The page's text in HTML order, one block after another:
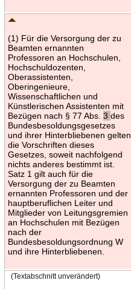
(1) Für die Versorgung der zu
Beamten ernannten
Professoren an Hochschulen,
Hochschuldozenten,
Oberassistenten,
Oberingenieure,
Wissenschaftlichen und
Künstlerischen Assistenten mit
Bezügen nach § 77 Abs. 3 des
Bundesbesoldungsgesetzes
und ihrer Hinterbliebenen gelten
die Vorschriften dieses
Gesetzes, soweit nachfolgend
nichts anderes bestimmt ist.
Satz 1 gilt auch für die
Versorgung der zu Beamten
ernannten Professoren und der
hauptberuflichen Leiter und
Mitglieder von Leitungsgremien
an Hochschulen mit Bezügen
nach der
Bundesbesoldungsordnung W
und ihre Hinterbliebenen.
(Textabschnitt unverändert)